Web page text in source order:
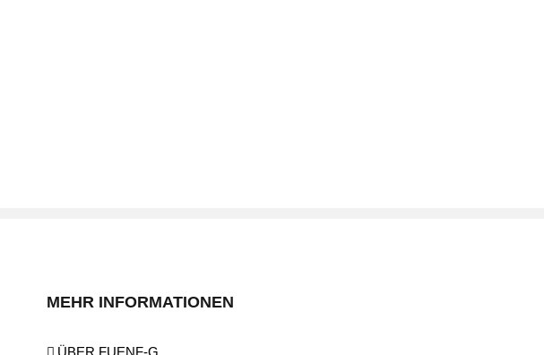
MEHR INFORMATIONEN